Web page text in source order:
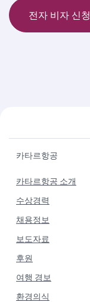
전자 비자 신청
카타르항공
카타르항공 소개
수상경력
채용정보
보도자료
후원
여행 경보
환경의식